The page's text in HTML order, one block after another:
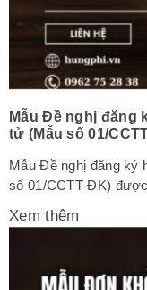
Mẫu Đề nghị đăng
tử (Mẫu số 01/
Mẫu Đề nghị đăng ký
số 01/CCTT-ĐK)
Đây là một trong
chức thực hiện thủ
Xem thêm